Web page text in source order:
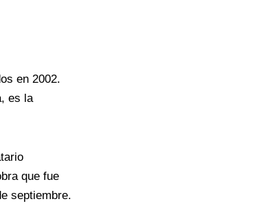
en 2002.
es la
que fue
septiembre.